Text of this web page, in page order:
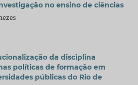
no ensino de ciências
da disciplina
políticas de formação em
públicas do Rio de